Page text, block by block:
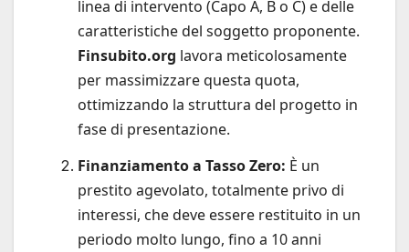
linea di intervento (Capo A, B o C) e delle
caratteristiche del soggetto proponente.
Finsubito.org lavora meticolosamente
per massimizzare questa quota,
ottimizzando la struttura del progetto in
fase di presentazione.
Finanziamento a Tasso Zero: È un
prestito agevolato, totalmente privo di
interessi, che deve essere restituito in un
periodo molto lungo, fino a 10 anni